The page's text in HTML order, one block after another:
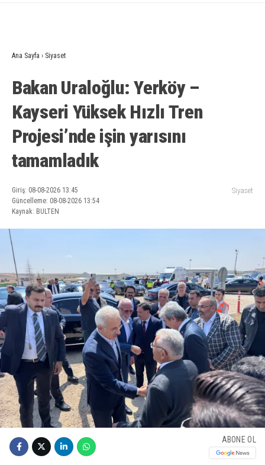
Ana Sayfa › Siyaset
Bakan Uraloğlu: Yerköy –
Kayseri Yüksek Hızlı Tren
Projesi’nde işin yarısını
tamamladık
Giriş: 08-08-2026 13:45
Güncelleme: 08-08-2026 13:54
Kaynak: BULTEN
Siyaset
ABONE OL